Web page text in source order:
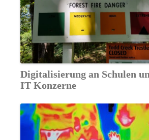
Digitalisierung an Schulen
IT Konzerne